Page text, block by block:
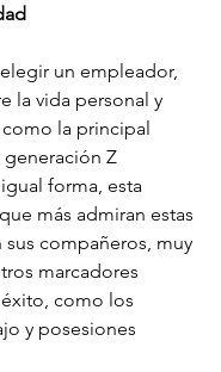
un empleador,
la vida personal y
la principal
Z
forma, esta
más admiran estas
compañeros, muy
marcadores
como los
y posesiones